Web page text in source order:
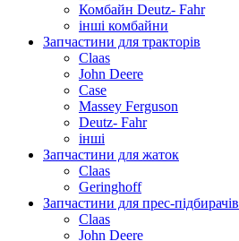
Комбайн Deutz- Fahr
інші комбайни
Запчастини для тракторів
Claas
John Deere
Case
Massey Ferguson
Deutz- Fahr
інші
Запчастини для жаток
Claas
Geringhoff
Запчастини для прес-підбирачів
Claas
John Deere